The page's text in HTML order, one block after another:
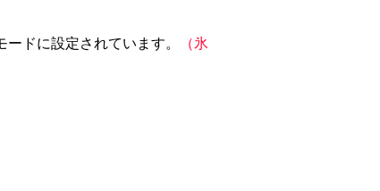
ドに設定されています。
（氷